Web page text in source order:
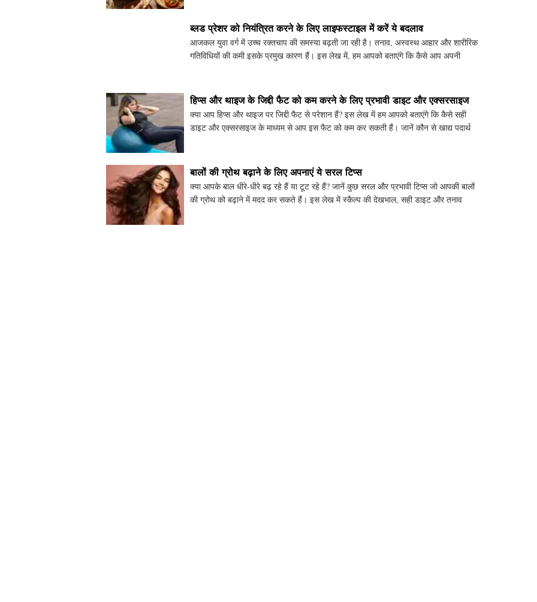
ब्लड प्रेशर को नियंत्रित करने के लिए लाइफस्टाइल में करें ये बदलाव
आजकल युवा वर्ग में उच्च रक्तचाप की समस्या बढ़ती जा रही है। तनाव, अस्वस्थ आहार और शारीरिक
गतिविधियों की कमी इसके प्रमुख कारण हैं। इस लेख में, हम आपको बताएंगे कि कैसे आप अपनी
हिप्स और थाइज के जिद्दी फैट को कम करने के लिए प्रभावी डाइट और एक्सरसाइज
क्या आप हिप्स और थाइज पर जिद्दी फैट से परेशान हैं? इस लेख में हम आपको बताएंगे कि कैसे सही
डाइट और एक्सरसाइज के माध्यम से आप इस फैट को कम कर सकती हैं। जानें कौन से खाद्य पदार्थ
बालों की ग्रोथ बढ़ाने के लिए अपनाएं ये सरल टिप्स
क्या आपके बाल धीरे-धीरे बढ़ रहे हैं या टूट रहे हैं? जानें कुछ सरल और प्रभावी टिप्स जो आपकी बालों
की ग्रोथ को बढ़ाने में मदद कर सकते हैं। इस लेख में स्कैल्प की देखभाल, सही डाइट और तनाव